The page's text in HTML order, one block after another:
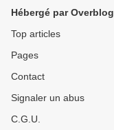
Hébergé par Overblog
Top articles
Pages
Contact
Signaler un abus
C.G.U.